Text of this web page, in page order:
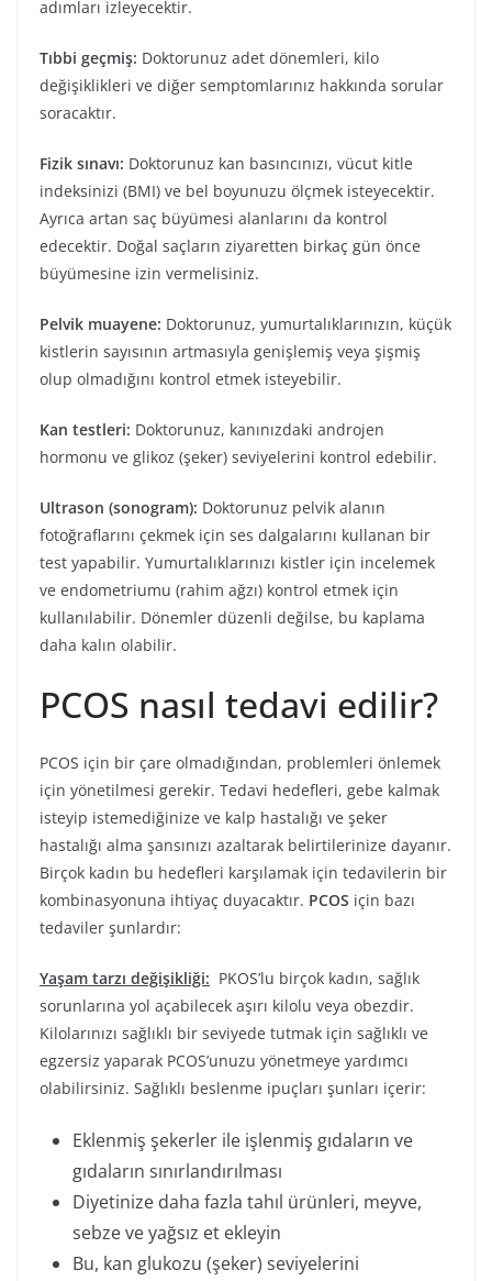
adımları izleyecektir.
Tıbbi geçmiş: Doktorunuz adet dönemleri, kilo
değişiklikleri ve diğer semptomlarınız hakkında sorular
soracaktır.
Fizik sınavı: Doktorunuz kan basıncınızı, vücut kitle
indeksinizi (BMI) ve bel boyunuzu ölçmek isteyecektir.
Ayrıca artan saç büyümesi alanlarını da kontrol
edecektir. Doğal saçların ziyaretten birkaç gün önce
büyümesine izin vermelisiniz.
Pelvik muayene: Doktorunuz, yumurtalıklarınızın, küçük
kistlerin sayısının artmasıyla genişlemiş veya şişmiş
olup olmadığını kontrol etmek isteyebilir.
Kan testleri: Doktorunuz, kanınızdaki androjen
hormonu ve glikoz (şeker) seviyelerini kontrol edebilir.
Ultrason (sonogram): Doktorunuz pelvik alanın
fotoğraflarını çekmek için ses dalgalarını kullanan bir
test yapabilir. Yumurtalıklarınızı kistler için incelemek
ve endometriumu (rahim ağzı) kontrol etmek için
kullanılabilir. Dönemler düzenli değilse, bu kaplama
daha kalın olabilir.
PCOS nasıl tedavi edilir?
PCOS için bir çare olmadığından, problemleri önlemek
için yönetilmesi gerekir. Tedavi hedefleri, gebe kalmak
isteyip istemediğinize ve kalp hastalığı ve şeker
hastalığı alma şansınızı azaltarak belirtilerinize dayanır.
Birçok kadın bu hedefleri karşılamak için tedavilerin bir
kombinasyonuna ihtiyaç duyacaktır. PCOS için bazı
tedaviler şunlardır:
Yaşam tarzı değişikliği: PKOS’lu birçok kadın, sağlık
sorunlarına yol açabilecek aşırı kilolu veya obezdir.
Kilolarınızı sağlıklı bir seviyede tutmak için sağlıklı ve
egzersiz yaparak PCOS’unuzu yönetmeye yardımcı
olabilirsiniz. Sağlıklı beslenme ipuçları şunları içerir:
Eklenmiş şekerler ile işlenmiş gıdaların ve
gıdaların sınırlandırılması
Diyetinize daha fazla tahıl ürünleri, meyve,
sebze ve yağsız et ekleyin
Bu, kan glukozu (şeker) seviyelerini